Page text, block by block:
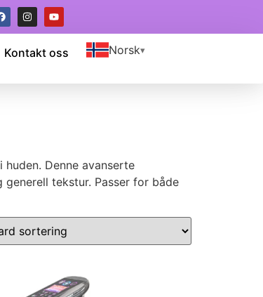
Kontakt oss Norsk
Denne avanserte
tekstur. Passer for både